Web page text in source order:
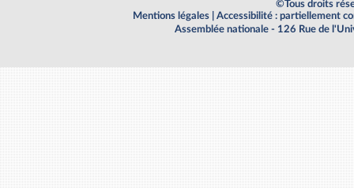
©Tous droits
Mentions légales
Accessibilité : partiellement
Assemblée nationale - 126 Rue de